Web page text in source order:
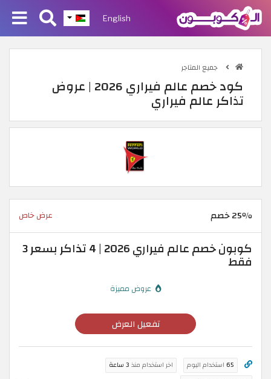
English
جميع المتاجر
كود خصم عالم فيراري 2026 | عروض
تذاكر عالم فيراري
25٪ خصم عرض خاص
كوبون خصم عالم فيراري 2026 | 4 تذاكر بسعر 3
فقط
عروض مميزة
تفعيل العرض
65 استخدام اليوم اخر استخدام منذ 3 ساعة